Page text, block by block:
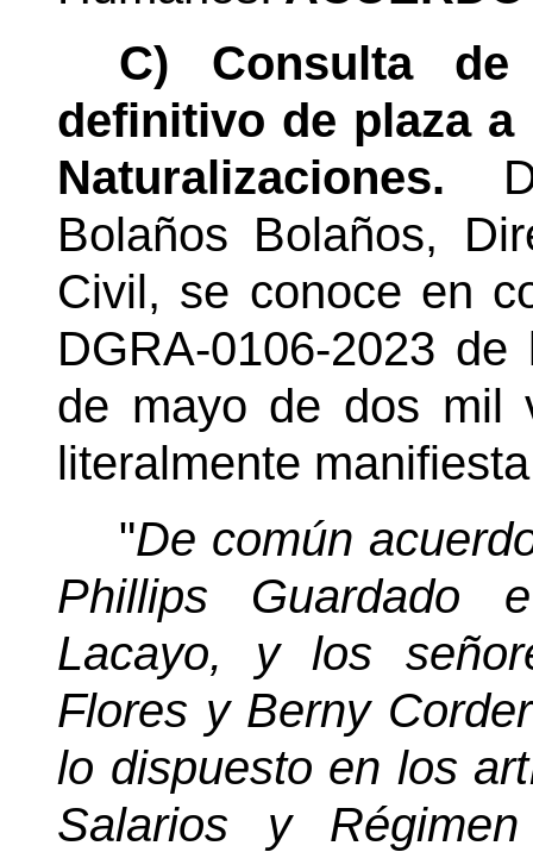
C) Consulta
definitivo de plaza
Naturalizaciones.
Bolaños Bolaños,
Civil, se conoce en
DGRA-0106-2023
de mayo de dos mil
literalmente
"De común
Phillips Guardado
Lacayo, y los
Flores y Berny
lo dispuesto en los
Salarios y